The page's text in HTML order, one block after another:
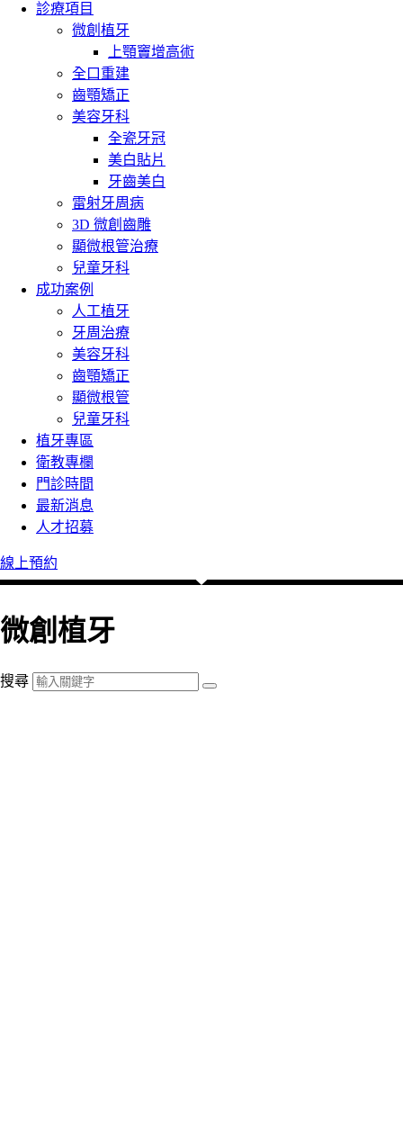
診療項目
微創植牙
上顎竇增高術
全口重建
齒顎矯正
美容牙科
全瓷牙冠
美白貼片
牙齒美白
雷射牙周病
3D 微創齒雕
顯微根管治療
兒童牙科
成功案例
人工植牙
牙周治療
美容牙科
齒顎矯正
顯微根管
兒童牙科
植牙專區
衛教專欄
門診時間
最新消息
人才招募
線上預約
微創植牙
搜尋